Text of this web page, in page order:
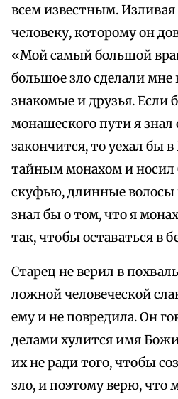
всем известным. Изливая
человеку, которому он
«Мой самый большой
большое зло сделали мне
знакомые и друзья. Если
монашеского пути я знал
закончится, то уехал бы
тайным монахом и носил
скуфью, длинные волосы
знал бы о том, что я
так, чтобы оставаться в
Старец не верил в
ложной человеческой
ему и не повредила. Он
делами хулится имя
их не ради того, чтобы
зло, и поэтому верю, что